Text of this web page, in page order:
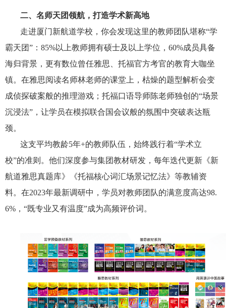
二、名师天团领航，打造学术新高地
走进厦门新航道学校，你会发现这里的教师团队堪称“学
霸天团”：85%以上教师拥有硕士及以上学位，60%成员具备
海归背景，更有数位曾任雅思、托福官方考官的教育大咖坐
镇。在雅思阅读名师林老师的课堂上，枯燥的题型解析会变
成侦探破案般的推理游戏；托福口语导师陈老师独创的“场景
沉浸法”，让学员在模拟联合国会议般的氛围中突破表达瓶
颈。
这支平均教龄5年+的教师队伍，始终践行着“学术立
校”的准则。他们深度参与集团教材研发，每年迭代更新《新
航道雅思真题库》《托福核心词汇场景记忆法》等教辅资
料。在2023年最新调研中，学员对教师团队的满意度高达98.
6%，“既专业又有温度”成为高频评价词。